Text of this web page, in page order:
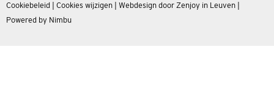
Cookiebeleid
Cookies wijzigen Webdesign door Zenjoy in Leuven
Powered by Nimbu